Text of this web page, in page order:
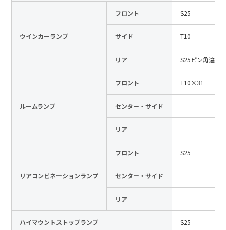
VFHY1104P、LLF0111A、ULR4B、SL035
ウインカーランプ
フロント S25
サイド T10
リア S25ピン角違い
ルームランプ
フロント T10×31
センター・サイド
リア
リアコンビネーションランプ
フロント S25
センター・サイド
リア
ハイマウントストップランプ S25